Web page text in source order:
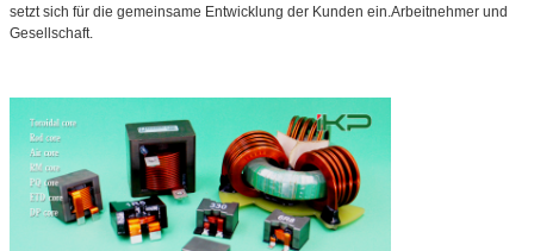
setzt sich für die gemeinsame Entwicklung der Kunden ein.Arbeitnehmer und
Gesellschaft.